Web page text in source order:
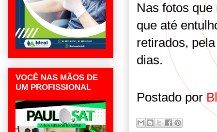
Nas fotos
que até
retirados,
dias.
Postado por
VOCÊ NAS MÃOS DE
UM PROFISSIONAL